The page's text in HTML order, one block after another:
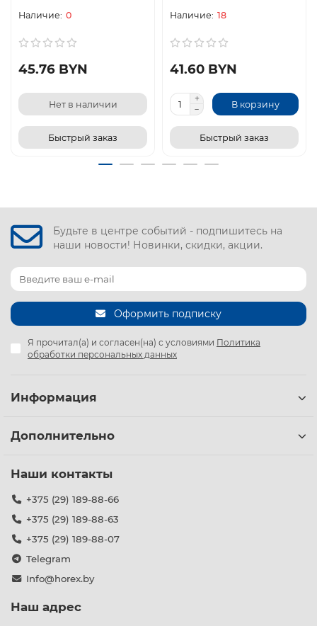
0
45.76 BYN
Нет в наличии
Быстрый заказ
18
41.60 BYN
В корзину
Быстрый заказ
Будьте в центре событий - подпишитесь на
наши новости! Новинки, скидки, акции.
Оформить подписку
Я прочитал(а) и согласен(на) с условиями Политика
обработки персональных данных
Информация
Дополнительно
Наши контакты
+375 (29) 189-88-66
+375 (29) 189-88-63
+375 (29) 189-88-07
Telegram
Info@horex.by
Наш адрес